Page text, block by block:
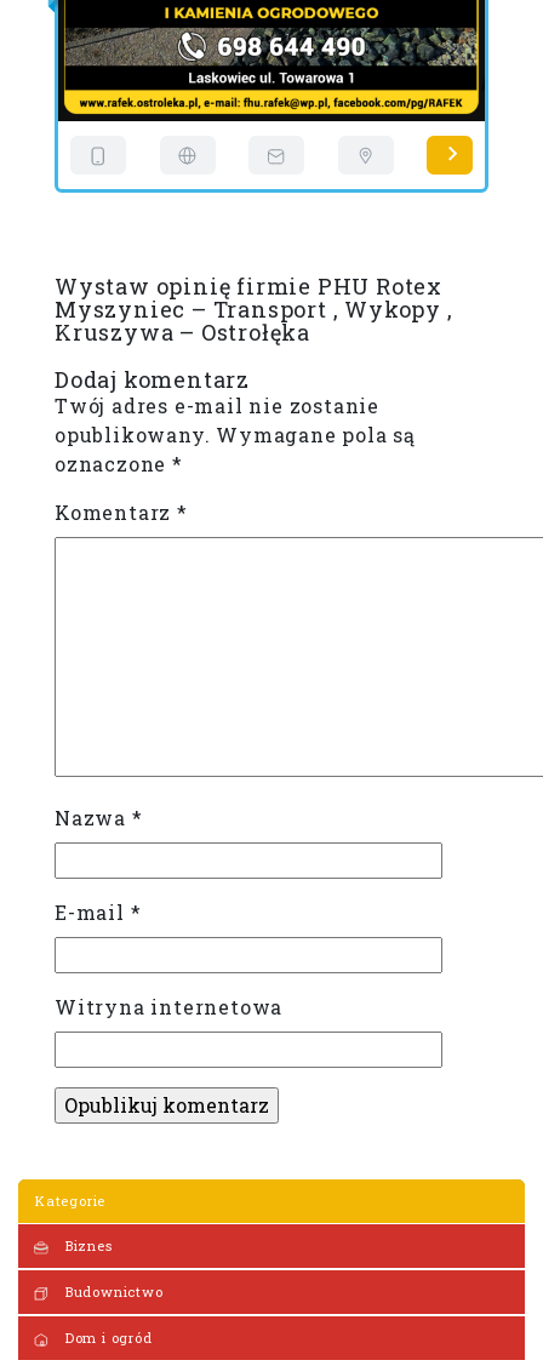
Kategorie
Biznes
Budownictwo
Dom i ogród
Wystaw opinię firmie PHU Rotex
Myszyniec – Transport , Wykopy ,
Kruszywa – Ostrołęka
Dodaj komentarz
Twój adres e-mail nie zostanie
opublikowany. Wymagane pola są
oznaczone*
Komentarz*
Nazwa *
E-mail *
Witryna internetowa